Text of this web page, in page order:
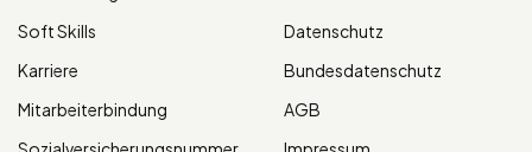
Soft Skills
Karriere
Mitarbeiterbindung
Datenschutz
Bundesdatenschutz
AGB